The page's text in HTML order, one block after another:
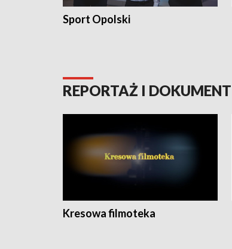
Sport Opolski
REPORTAŻ I DOKUMENT
Kresowa filmoteka